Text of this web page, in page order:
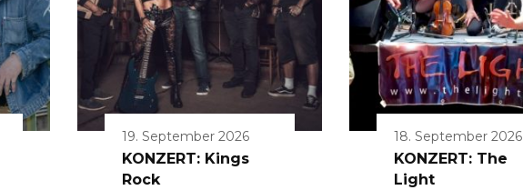
19. September 2026
KONZERT: Kings
Rock
18. September 2026
KONZERT: The
Light